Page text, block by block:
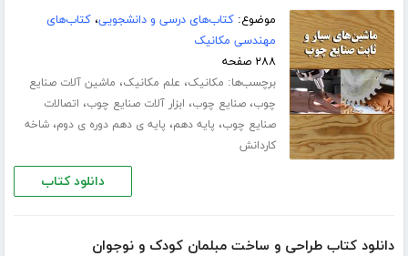
موضوع:کتاب‌های درسی و دانشجویی،کتاب‌های
مهندسی مکانیک
۲۸۸ صفحه
برچسب‌ها: مکانیک، علم مکانیک، ماشین آلات صنایع
چوب،صنایع چوب، ابزار آلات صنایع چوب، اتصالات
صنایع چوب، پایه دهم، پایه ی دهم دوره ی دوم،شاخه
کاردانش
دانلود کتاب
دانلود کتاب طراحی و ساخت مبلمان کودک و نوجوان